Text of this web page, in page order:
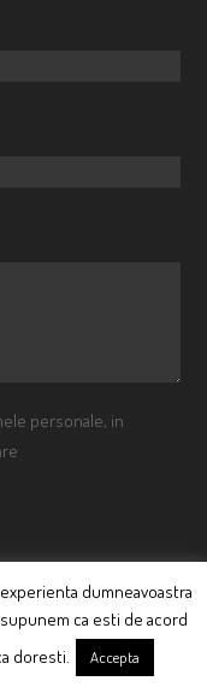
personale, in
dumneavoastra
ca esti de acord
doresti.
Accepta